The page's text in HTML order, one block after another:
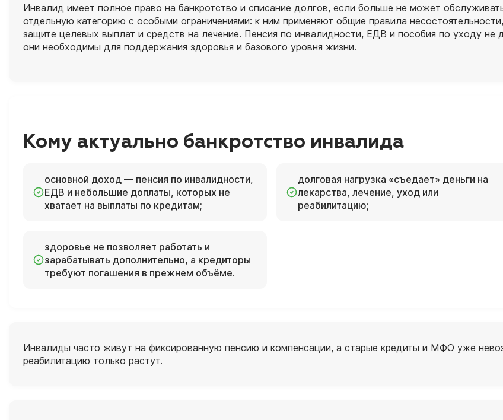
Инвалид имеет полное право на банкротство и списание долгов, если больше не может
отдельную категорию с особыми ограничениями: к ним применяют общие правила
защите целевых выплат и средств на лечение. Пенсия по инвалидности, ЕДВ и пособия по уходу не
они необходимы для поддержания здоровья и базового уровня жизни.
Кому актуально банкротство инвалида
основной доход — пенсия по инвалидности,
ЕДВ и небольшие доплаты, которых не
хватает на выплаты по кредитам;
долговая нагрузка «съедает» деньги на
лекарства, лечение, уход или
реабилитацию;
здоровье не позволяет работать и
зарабатывать дополнительно, а кредиторы
требуют погашения в прежнем объёме.
Инвалиды часто живут на фиксированную пенсию и компенсации, а старые кредиты и МФО уже
реабилитацию только растут.